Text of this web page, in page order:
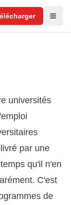
universités
par une
qu'il n'en
C'est
de